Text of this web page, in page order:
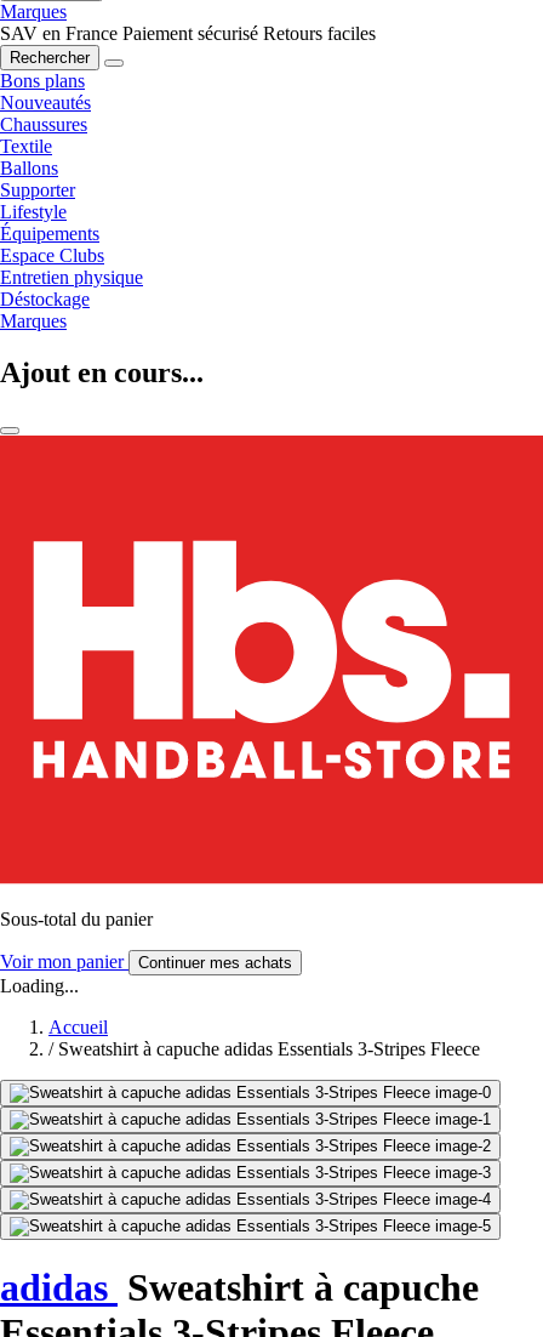
Marques
SAV en France Paiement sécurisé Retours faciles
Rechercher
Bons plans
Nouveautés
Chaussures
Textile
Ballons
Supporter
Lifestyle
Équipements
Espace Clubs
Entretien physique
Déstockage
Marques
Ajout en cours...
Sous-total du panier
Voir mon panier Continuer mes achats
Loading...
Accueil
/ Sweatshirt à capuche adidas Essentials 3-Stripes Fleece
adidas Sweatshirt à capuche